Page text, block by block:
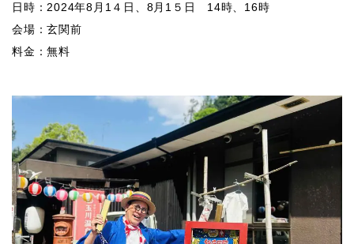
日時：2024年8月1４日、8月1５日 14時、16時
会場：玄関前
料金：無料